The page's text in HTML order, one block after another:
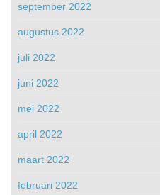
september 2022
augustus 2022
juli 2022
juni 2022
mei 2022
april 2022
maart 2022
februari 2022